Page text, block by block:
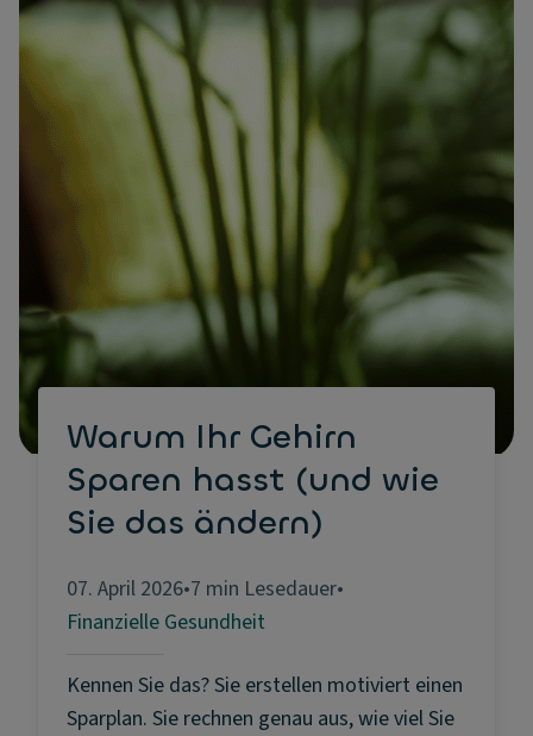
Warum Ihr Gehirn
Sparen hasst (und wie
Sie das ändern)
07. April 2026•7 min Lesedauer•
Finanzielle Gesundheit
Kennen Sie das? Sie erstellen motiviert einen
Sparplan. Sie rechnen genau aus, wie viel Sie